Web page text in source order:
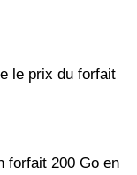
le prix du forfait
forfait 200 Go en